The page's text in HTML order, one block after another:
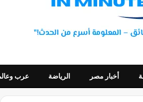
أخبار مصر الرياضة عرب